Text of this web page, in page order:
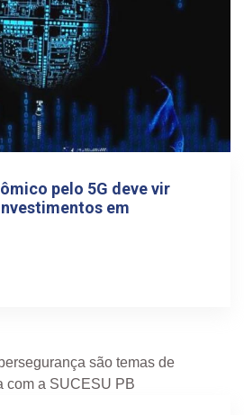
pelo 5G deve vir
em